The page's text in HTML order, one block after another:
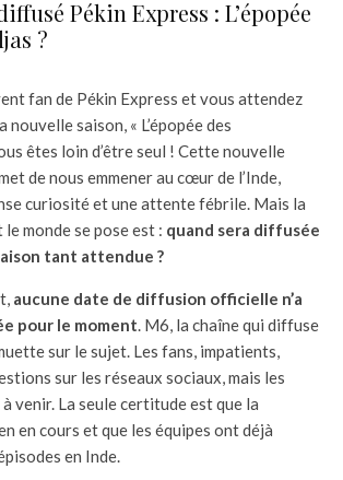
Pékin Express : L’épopée
?
fan de Pékin Express et vous attendez
nouvelle saison, « L’épopée des
êtes loin d’être seul ! Cette nouvelle
de nous emmener au cœur de l’Inde,
curiosité et une attente fébrile. Mais la
monde se pose est : quand sera diffusée
tant attendue ?
aucune date de diffusion officielle n’a
pour le moment. M6, la chaîne qui diffuse
sur le sujet. Les fans, impatients,
sur les réseaux sociaux, mais les
venir. La seule certitude est que la
en cours et que les équipes ont déjà
en Inde.